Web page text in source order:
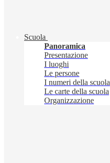
Scuola
Panoramica
Presentazione
I luoghi
Le persone
I numeri della scuola
Le carte della scuola
Organizzazione